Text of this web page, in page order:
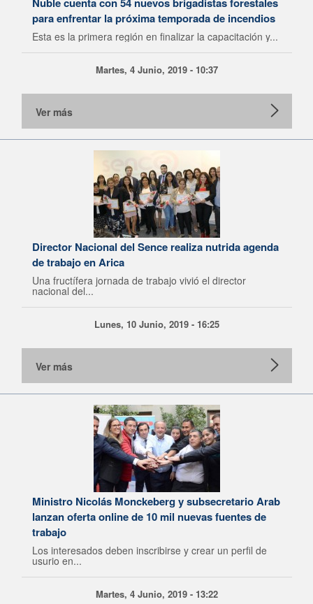
para enfrentar la próxima temporada de incendios
Esta es la primera región en finalizar la capacitación y...
Martes, 4 Junio, 2019 - 10:37
Ver más
Director Nacional del Sence realiza nutrida agenda
de trabajo en Arica
Una fructífera jornada de trabajo vivió el director
nacional del...
Lunes, 10 Junio, 2019 - 16:25
Ver más
Ministro Nicolás Monckeberg y subsecretario Arab
lanzan oferta online de 10 mil nuevas fuentes de
trabajo
Los interesados deben inscribirse y crear un perfil de
usurio en...
Martes, 4 Junio, 2019 - 13:22